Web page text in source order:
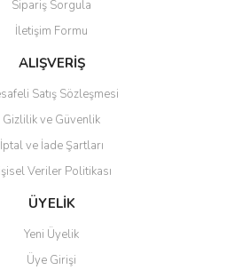
bulunuyor.
daha pahalı.
alternatifler olmalı.
Gönder
Sipariş Sorgula
İletişim Formu
ALIŞVERİŞ
Satış Sözleşmesi
Gizlilik ve Güvenlik
İptal ve İade Şartları
Veriler Politikası
ÜYELİK
Yeni Üyelik
Üye Girişi